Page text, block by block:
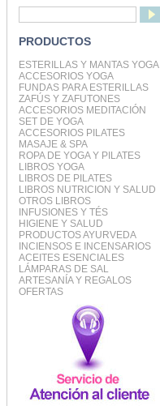
PRODUCTOS
ESTERILLAS Y MANTAS YOGA
ACCESORIOS YOGA
FUNDAS PARA ESTERILLAS
ZAFÚS Y ZAFUTONES
ACCESORIOS MEDITACIÓN
SET DE YOGA
ACCESORIOS PILATES
MASAJE & SPA
ROPA DE YOGA Y PILATES
LIBROS YOGA
LIBROS DE PILATES
LIBROS NUTRICION Y SALUD
OTROS LIBROS
INFUSIONES Y TÉS
HIGIENE Y SALUD
PRODUCTOS AYURVEDA
INCIENSOS E INCENSARIOS
ACEITES ESENCIALES
LÁMPARAS DE SAL
ARTESANÍA Y REGALOS
OFERTAS